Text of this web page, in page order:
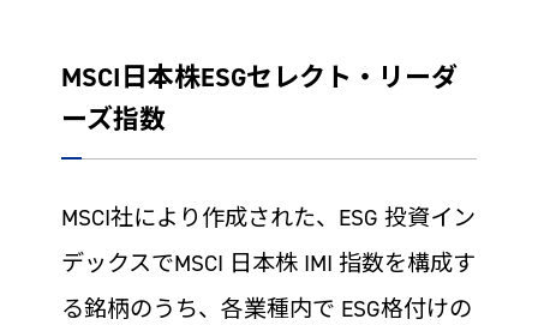
MSCI日本株ESGセレクト・リーダ
ーズ指数
MSCI社により作成された、ESG 投資イン
デックスでMSCI 日本株 IMI 指数を構成す
る銘柄のうち、各業種内で ESG格付けの